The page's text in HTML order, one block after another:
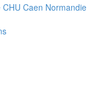
Caen Normandie